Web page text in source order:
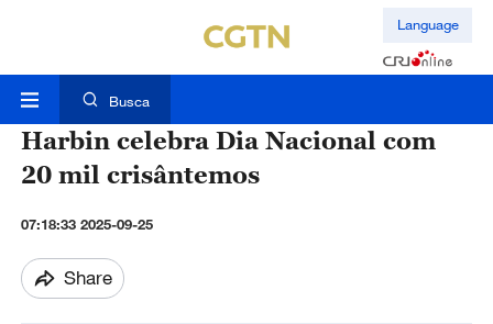
Language
Busca
Harbin celebra Dia Nacional com
20 mil crisântemos
07:18:33 2025-09-25
Share